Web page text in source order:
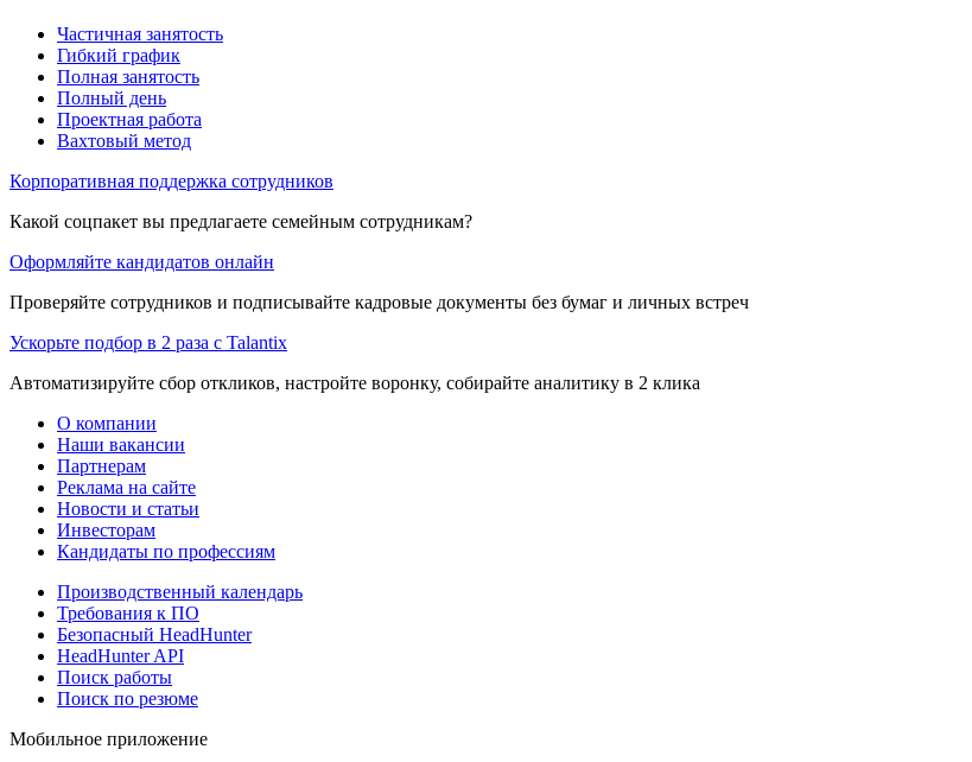
Частичная занятость
Гибкий график
Полная занятость
Полный день
Проектная работа
Вахтовый метод
Корпоративная поддержка сотрудников
Какой соцпакет вы предлагаете семейным сотрудникам?
Оформляйте кандидатов онлайн
Проверяйте сотрудников и подписывайте кадровые документы без бумаг и личных встреч
Ускорьте подбор в 2 раза с Talantix
Автоматизируйте сбор откликов, настройте воронку, собирайте аналитику в 2 клика
О компании
Наши вакансии
Партнерам
Реклама на сайте
Новости и статьи
Инвесторам
Кандидаты по профессиям
Производственный календарь
Требования к ПО
Безопасный HeadHunter
HeadHunter API
Поиск работы
Поиск по резюме
Мобильное приложение